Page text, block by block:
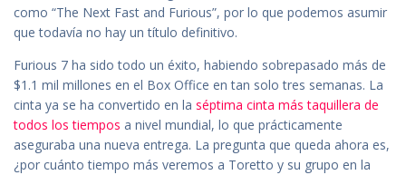
como “The Next Fast and Furious”, por lo que podemos asumir
que todavía no hay un título definitivo.
Furious 7 ha sido todo un éxito, habiendo sobrepasado más de
$1.1 mil millones en el Box Office en tan solo tres semanas. La
cinta ya se ha convertido en la séptima cinta más taquillera de
todos los tiempos a nivel mundial, lo que prácticamente
aseguraba una nueva entrega. La pregunta que queda ahora es,
¿por cuánto tiempo más veremos a Toretto y su grupo en la